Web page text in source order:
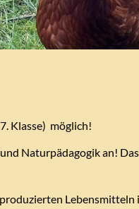
Klasse) möglich!
Naturpädagogik an!